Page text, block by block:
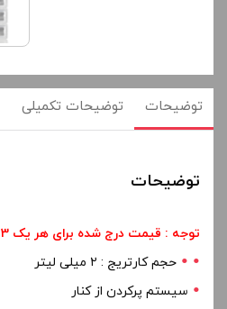
توضیحات توضیحات تکمیلی
توضیحات
توجه : قیمت درج شده برای هر یک 3 عدد
حجم کارتریج : ۲ میلی لیتر
سیستم پرکردن از کنار